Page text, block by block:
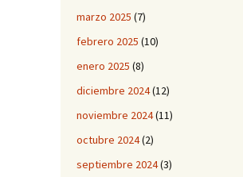
marzo 2025 (7)
febrero 2025 (10)
enero 2025 (8)
diciembre 2024(12)
noviembre 2024(11)
octubre 2024(2)
septiembre 2024(3)